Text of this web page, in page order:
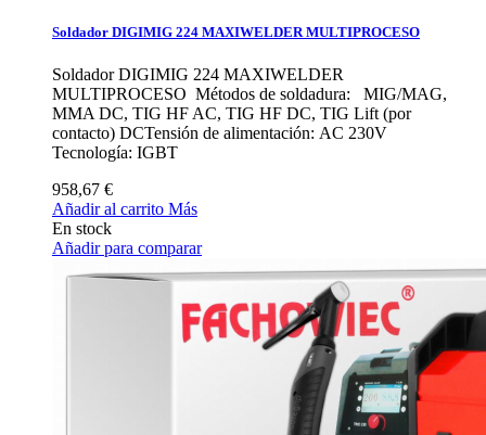
Soldador DIGIMIG 224 MAXIWELDER MULTIPROCESO
Soldador DIGIMIG 224 MAXIWELDER
MULTIPROCESO Métodos de soldadura: MIG/MAG,
MMA DC, TIG HF AC, TIG HF DC, TIG Lift (por
contacto) DCTensión de alimentación: AC 230V
Tecnología: IGBT
958,67 €
Añadir al carrito Más
En stock
Añadir para comparar